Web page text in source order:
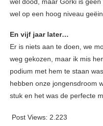
wel op een hoog niveau
En vijf jaar later…
Er is niets aan te doen, we
weg gekozen, maar ik mis
podium met hem te staan
hebben onze jongensdroom
stuk en het was de perfecte
Post Views: 2.223